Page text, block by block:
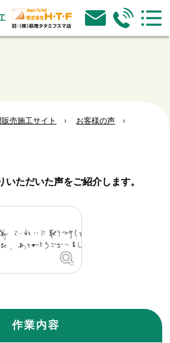
売施工サイト
お客様の声
ただいた声をご紹介します。
作業内容